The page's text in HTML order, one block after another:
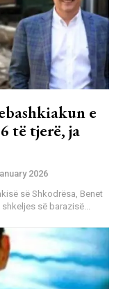
e
të tjerë, ja
2026
së Shkodrësa, Benet
së barazisë...